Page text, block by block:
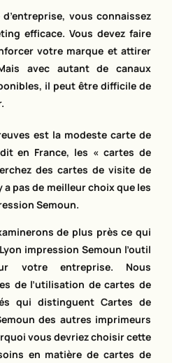
vous connaissez
efficace. Vous devez faire
votre marque et attirer
avec autant de canaux
il peut être difficile de
est la modeste carte de
en France, les « cartes de
des cartes de visite de
a pas de meilleur choix que les
Semoun.
de plus près ce qui
impression Semoun l’outil
votre entreprise. Nous
de l’utilisation de cartes de
qui distinguent Cartes de
des autres imprimeurs
vous devriez choisir cette
en matière de cartes de